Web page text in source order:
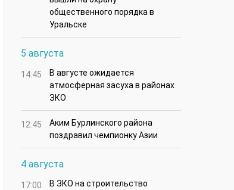
6 августа
15:00
завоевала Супер-Гран-при в
Пекине
Делаешь ремонт – соблюдай
правила
Молодые гвардейцы впервые
вышли на охрану
Уральске